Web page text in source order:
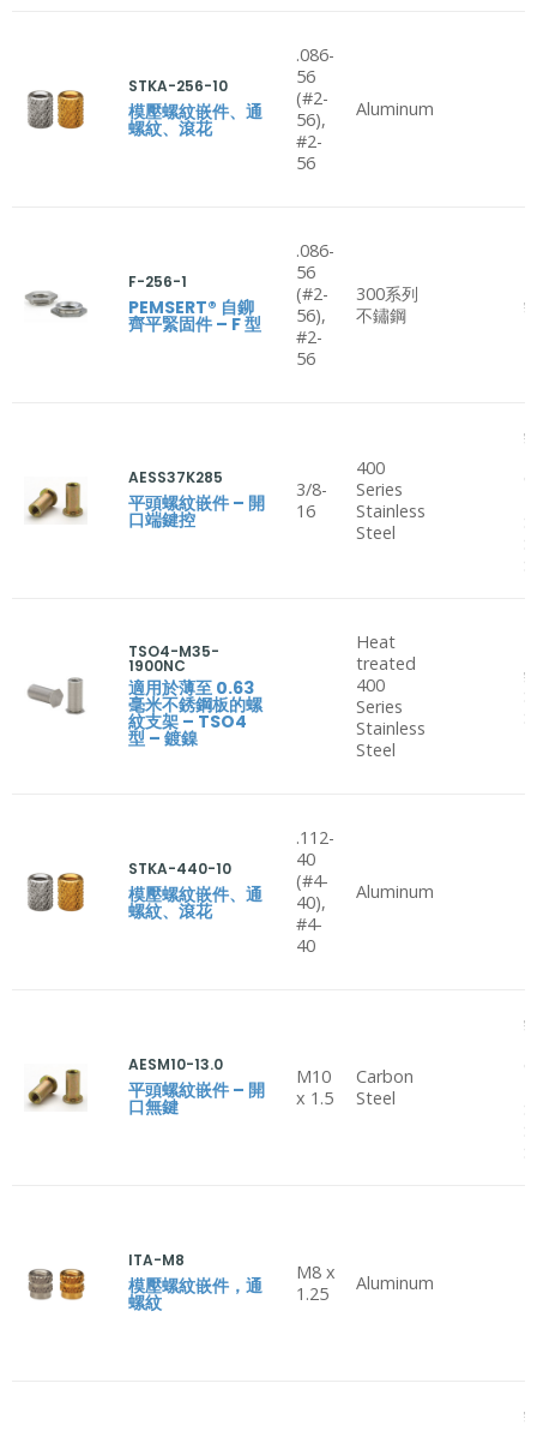
STKA-256-10
模壓螺紋嵌件、通
螺紋、滾花
.086-
56
(#2-
56),
#2-
56
Aluminum
F-256-1
PEMSERT® 自鉚
齊平緊固件 – F 型
.086-
56
(#2-
56),
#2-
56
300系列
不鏽鋼
AESS37K285
平頭螺紋嵌件 – 開
口端鍵控
3/8-
16
400
Series
Stainless
Steel
TSO4-M35-
1900NC
適用於薄至 0.63
毫米不銹鋼板的螺
紋支架 – TSO4
型 – 鍍鎳
Heat
treated
400
Series
Stainless
Steel
STKA-440-10
模壓螺紋嵌件、通
螺紋、滾花
.112-
40
(#4-
40),
#4-
40
Aluminum
AESM10-13.0
平頭螺紋嵌件 – 開
口無鍵
M10
x 1.5
Carbon
Steel
ITA-M8
模壓螺紋嵌件，通
螺紋
M8 x
1.25
Aluminum